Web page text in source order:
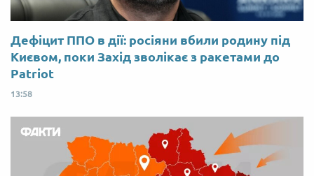
Дефіцит ППО в дії: росіяни вбили родину під
Києвом, поки Захід зволікає з ракетами до
Patriot
13:58